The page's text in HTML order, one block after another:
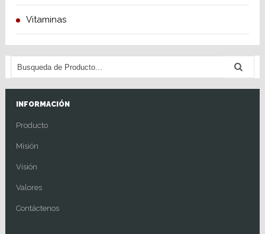
Vitaminas
INFORMACIÓN
Producto
Misión
Visión
Valores
Contáctenos